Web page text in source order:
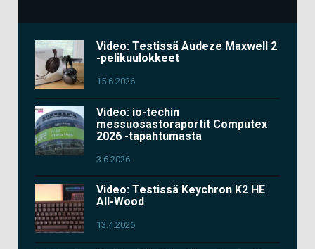
Video: Testissä Audeze Maxwell 2
-pelikuulokkeet
15.6.2026
Video: io-techin
messuosastoraportit Computex
2026 -tapahtumasta
3.6.2026
Video: Testissä Keychron K2 HE
All-Wood
13.4.2026